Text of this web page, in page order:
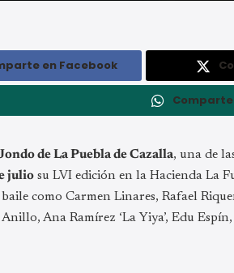
en Facebook
de La Puebla de Cazalla, una de
julio su LVI edición en la Hacienda La
como Carmen Linares, Rafael
Ana Ramírez ‘La Yiya’, Edu